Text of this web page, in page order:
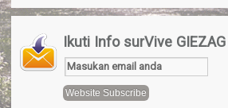
Ikuti Info surVive GIEZAG